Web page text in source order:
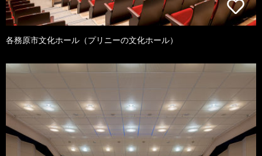
各務原市文化ホール（プリニーの文化ホール）